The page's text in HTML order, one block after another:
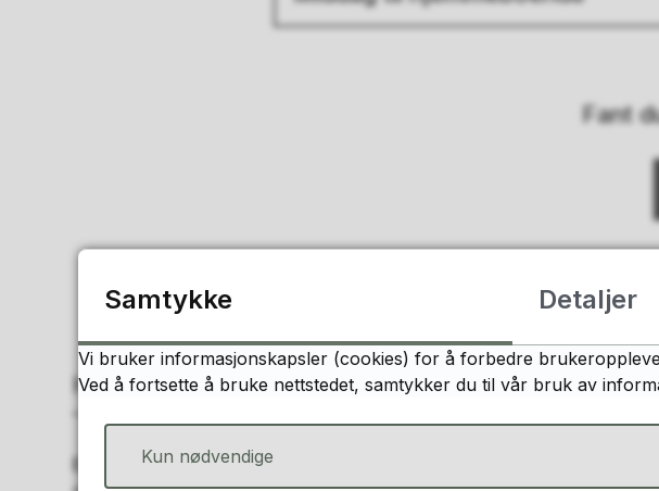
Fant
Kontakt oss
Samtykke Detaljer
Vi bruker informasjonskapsler (cookies) for å forbedre
Ved å fortsette å bruke nettstedet, samtykker du til vår bruk av
Kun nødvendige